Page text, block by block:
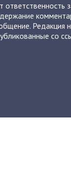
Редакция
со